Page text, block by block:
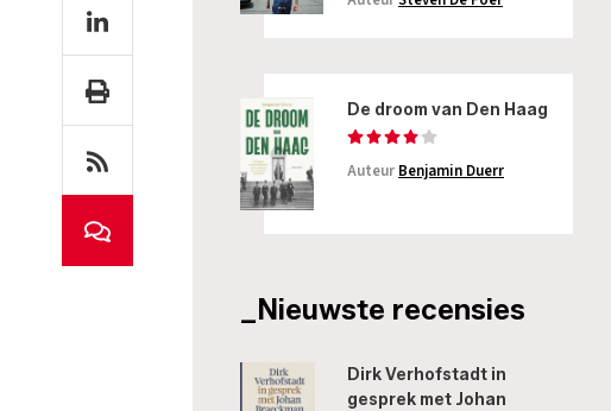
De droom van Den Haag
Auteur Benjamin Duerr
_Nieuwste recensies
Dirk Verhofstadt in
gesprek met Johan